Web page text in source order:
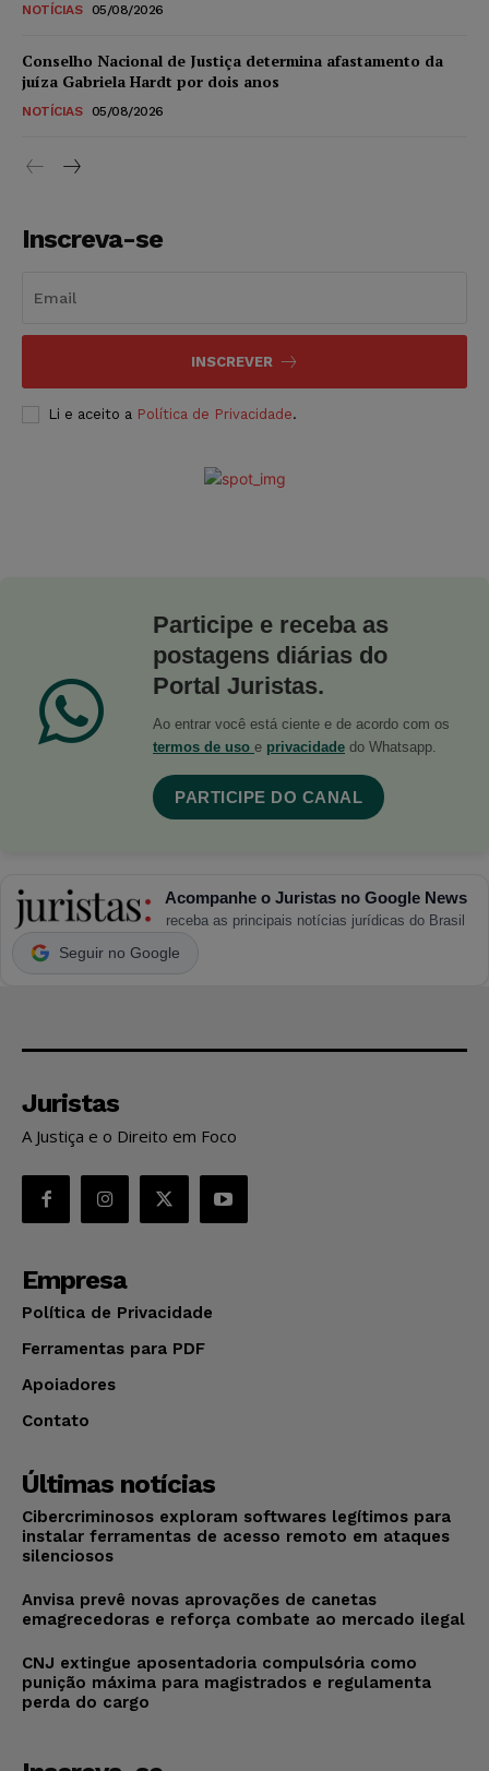
NOTÍCIAS 05/08/2026
Conselho Nacional de Justiça determina afastamento da
juíza Gabriela Hardt por dois anos
NOTÍCIAS 05/08/2026
Inscreva-se
INSCREVER
Li e aceito a Política de Privacidade.
Participe e receba as
postagens diárias do
Portal Juristas.
Ao entrar você está ciente e de acordo com os
termos de uso e privacidade do Whatsapp.
PARTICIPE DO CANAL
Acompanhe o Juristas no Google News
receba as principais notícias jurídicas do Brasil
Seguir no Google
Juristas
A Justiça e o Direito em Foco
Empresa
Política de Privacidade
Ferramentas para PDF
Apoiadores
Contato
Últimas notícias
Cibercriminosos exploram softwares legítimos para
instalar ferramentas de acesso remoto em ataques
silenciosos
Anvisa prevê novas aprovações de canetas
emagrecedoras e reforça combate ao mercado ilegal
CNJ extingue aposentadoria compulsória como
punição máxima para magistrados e regulamenta
perda do cargo